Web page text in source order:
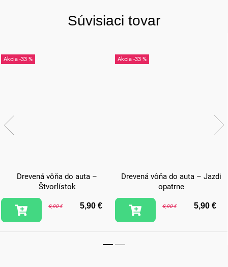
Súvisiaci tovar
-33 %
Drevená vôňa do auta –
Štvorlístok
8,90 € 5,90 €
-33 %
Drevená vôňa do auta – Jazdi
opatrne
8,90 € 5,90 €